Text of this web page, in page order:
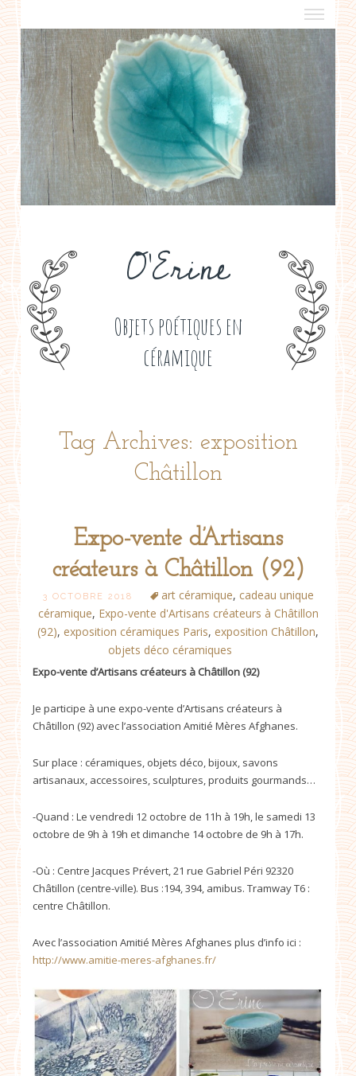
O'Erine
Objets poétiques en
céramique
a propos
boutiques de créateurs
contact
politique de confidentialité
Tag Archives: exposition
Châtillon
Expo-vente d’Artisans
créateurs à Châtillon (92)
3 OCTOBRE 2018 art céramique, cadeau unique
céramique, Expo-vente d'Artisans créateurs à Châtillon
(92), exposition céramiques Paris, exposition Châtillon,
objets déco céramiques
Expo-vente d’Artisans créateurs à Châtillon (92)
Je participe à une expo-vente d’Artisans créateurs à
Châtillon (92) avec l’association Amitié Mères Afghanes.
Sur place : céramiques, objets déco, bijoux, savons
artisanaux, accessoires, sculptures, produits gourmands…
-Quand : Le vendredi 12 octobre de 11h à 19h, le samedi 13
octobre de 9h à 19h et dimanche 14 octobre de 9h à 17h.
-Où : Centre Jacques Prévert, 21 rue Gabriel Péri 92320
Châtillon (centre-ville). Bus :194, 394, amibus. Tramway T6 :
centre Châtillon.
Avec l’association Amitié Mères Afghanes plus d’info ici :
http://www.amitie-meres-afghanes.fr/